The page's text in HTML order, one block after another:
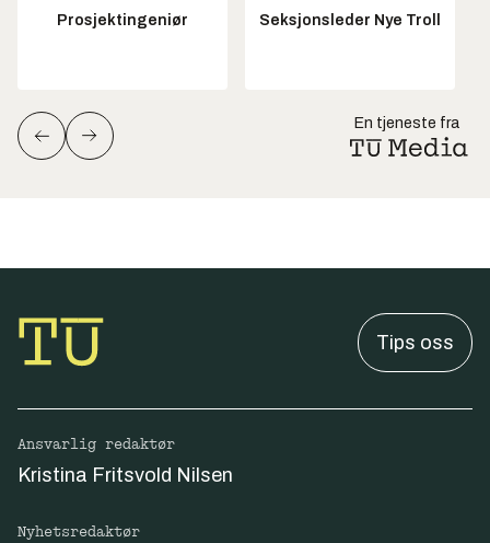
Prosjektingeniør Seksjonsleder Nye Troll
En tjeneste fra
Tips oss
Ansvarlig redaktør
Kristina Fritsvold Nilsen
Nyhetsredaktør